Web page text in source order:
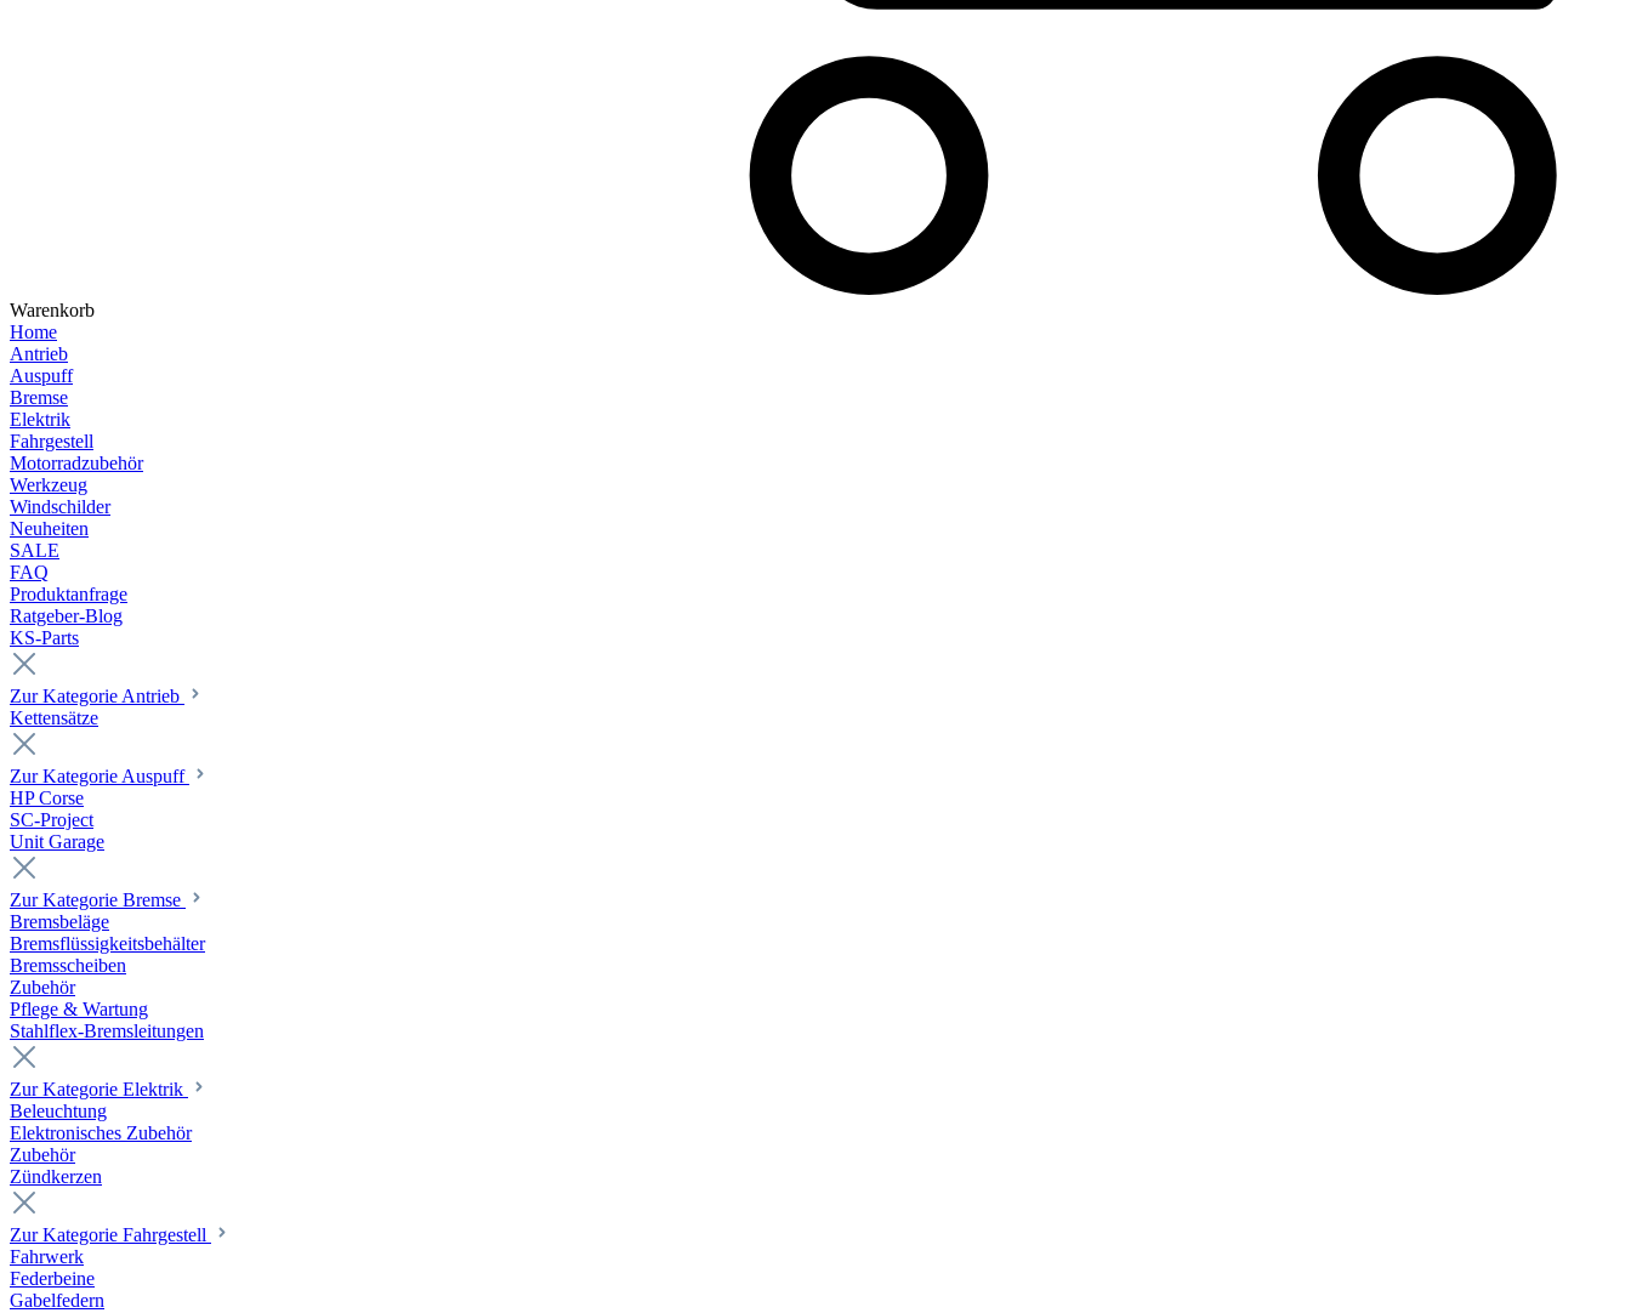
Warenkorb
Home
Antrieb
Auspuff
Bremse
Elektrik
Fahrgestell
Motorradzubehör
Werkzeug
Windschilder
Neuheiten
SALE
FAQ
Produktanfrage
Ratgeber-Blog
KS-Parts
Zur Kategorie Antrieb
Kettensätze
Zur Kategorie Auspuff
HP Corse
SC-Project
Unit Garage
Zur Kategorie Bremse
Bremsbeläge
Bremsflüssigkeitsbehälter
Bremsscheiben
Zubehör
Pflege & Wartung
Stahlflex-Bremsleitungen
Zur Kategorie Elektrik
Beleuchtung
Elektronisches Zubehör
Zubehör
Zündkerzen
Zur Kategorie Fahrgestell
Fahrwerk
Federbeine
Gabelfedern